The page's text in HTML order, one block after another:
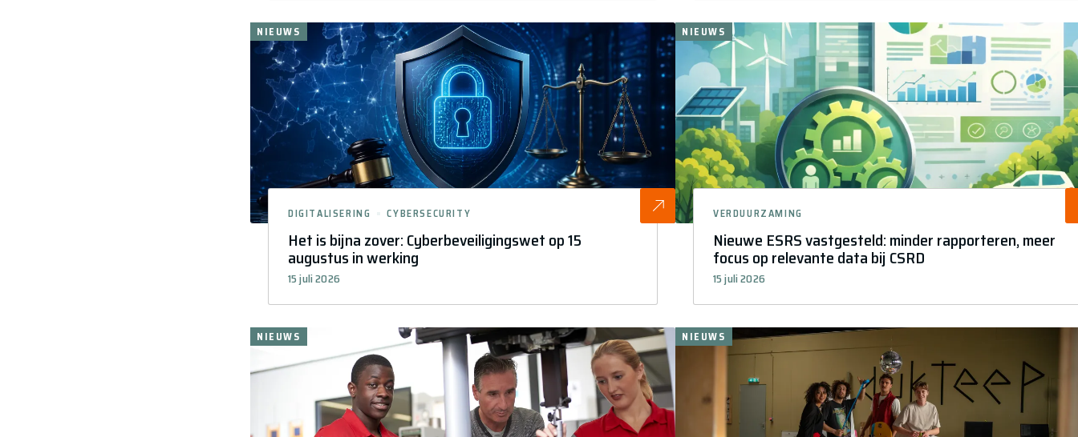
Het is bijna zover: Cyberbeveiligingswet op 15
augustus in werking
15 juli 2026
DIGITALISERING CYBERSECURITY
NIEUWS
Nieuwe ESRS vastgesteld: minder rapporteren, meer
focus op relevante data bij CSRD
15 juli 2026
VERDUURZAMING
NIEUWS
NIEUWS NIEUWS